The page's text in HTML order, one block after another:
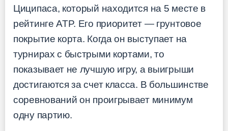
Циципаса, который находится на 5 месте в
рейтинге ATP. Его приоритет — грунтовое
покрытие корта. Когда он выступает на
турнирах с быстрыми кортами, то
показывает не лучшую игру, а выигрыши
достигаются за счет класса. В большинстве
соревнований он проигрывает минимум
одну партию.